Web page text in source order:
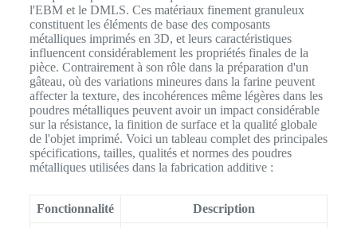
l'EBM et le DMLS. Ces matériaux finement granuleux
constituent les éléments de base des composants
métalliques imprimés en 3D, et leurs caractéristiques
influencent considérablement les propriétés finales de la
pièce. Contrairement à son rôle dans la préparation d'un
gâteau, où des variations mineures dans la farine peuvent
affecter la texture, des incohérences même légères dans les
poudres métalliques peuvent avoir un impact considérable
sur la résistance, la finition de surface et la qualité globale
de l'objet imprimé. Voici un tableau complet des principales
spécifications, tailles, qualités et normes des poudres
métalliques utilisées dans la fabrication additive :
Fonctionnalité Description